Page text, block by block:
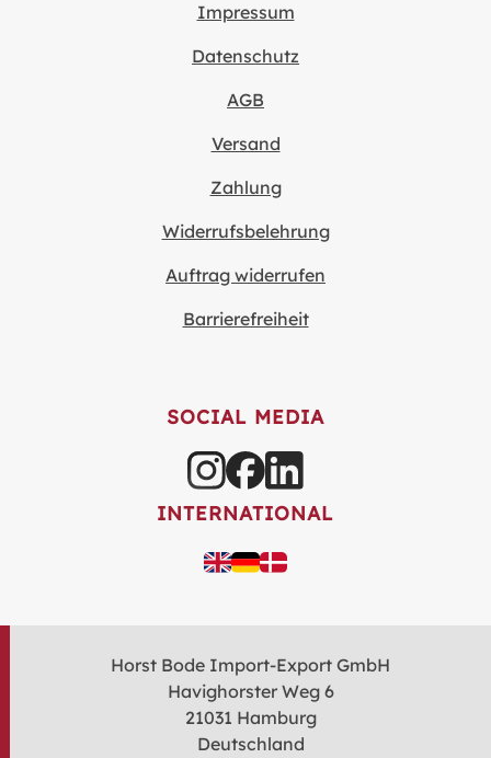
Impressum
Datenschutz
AGB
Versand
Zahlung
Widerrufsbelehrung
Auftrag widerrufen
Barrierefreiheit
SOCIAL MEDIA
INTERNATIONAL
Horst Bode Import-Export GmbH
Havighorster Weg 6
21031 Hamburg
Deutschland